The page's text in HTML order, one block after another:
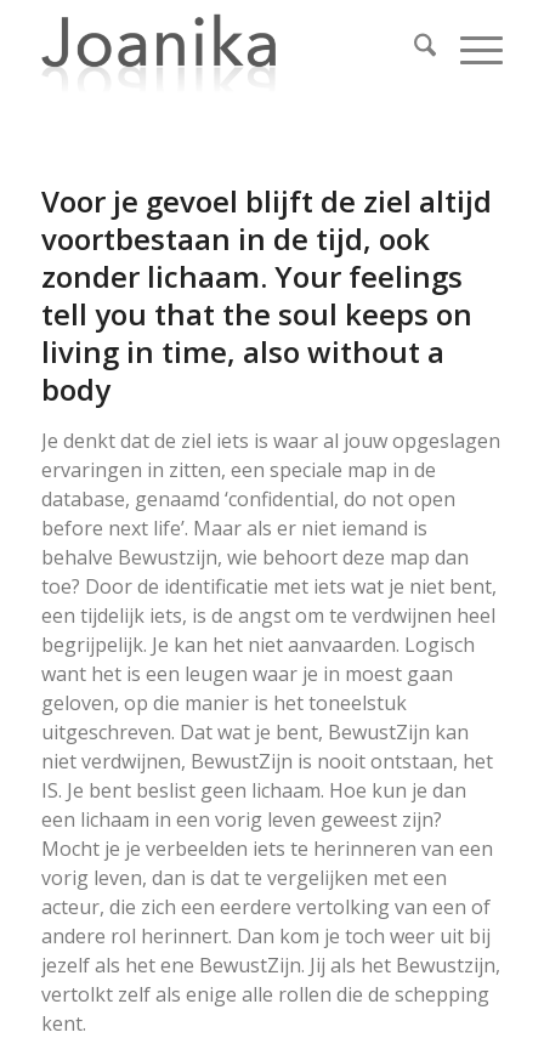
Voor je gevoel blijft de ziel altijd
voortbestaan in de tijd, ook
zonder lichaam. Your feelings
tell you that the soul keeps on
living in time, also without a
body
Je denkt dat de ziel iets is waar al jouw opgeslagen
ervaringen in zitten, een speciale map in de
database, genaamd ‘confidential, do not open
before next life’. Maar als er niet iemand is
behalve Bewustzijn, wie behoort deze map dan
toe? Door de identificatie met iets wat je niet bent,
een tijdelijk iets, is de angst om te verdwijnen heel
begrijpelijk. Je kan het niet aanvaarden. Logisch
want het is een leugen waar je in moest gaan
geloven, op die manier is het toneelstuk
uitgeschreven. Dat wat je bent, BewustZijn kan
niet verdwijnen, BewustZijn is nooit ontstaan, het
IS. Je bent beslist geen lichaam. Hoe kun je dan
een lichaam in een vorig leven geweest zijn?
Mocht je je verbeelden iets te herinneren van een
vorig leven, dan is dat te vergelijken met een
acteur, die zich een eerdere vertolking van een of
andere rol herinnert. Dan kom je toch weer uit bij
jezelf als het ene BewustZijn. Jij als het Bewustzijn,
vertolkt zelf als enige alle rollen die de schepping
kent.